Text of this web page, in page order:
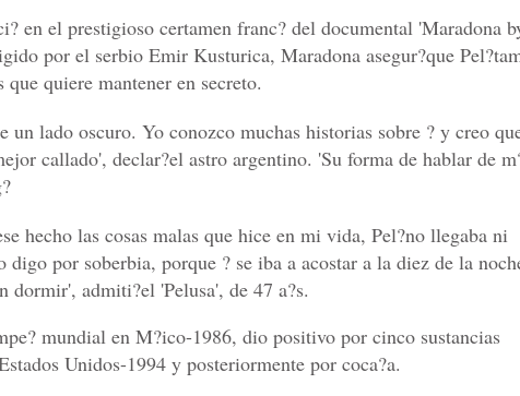
en el prestigioso certamen franc? del documental 'Maradona
por el serbio Emir Kusturica, Maradona asegur?que
que quiere mantener en secreto.
un lado oscuro. Yo conozco muchas historias sobre ? y creo
callado', declar?el astro argentino. 'Su forma de hablar de
hecho las cosas malas que hice en mi vida, Pel?no llegaba ni
digo por soberbia, porque ? se iba a acostar a la diez de la
dormir', admiti?el 'Pelusa', de 47 a?s.
mundial en M?ico-1986, dio positivo por cinco sustancias
Unidos-1994 y posteriormente por coca?a.